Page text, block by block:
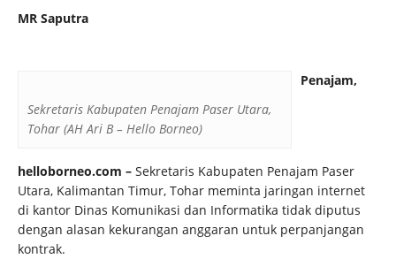
MR Saputra
Sekretaris Kabupaten Penajam Paser Utara,
Tohar (AH Ari B – Hello Borneo)
Penajam,
helloborneo.com – Sekretaris Kabupaten Penajam Paser
Utara, Kalimantan Timur, Tohar meminta jaringan internet
di kantor Dinas Komunikasi dan Informatika tidak diputus
dengan alasan kekurangan anggaran untuk perpanjangan
kontrak.